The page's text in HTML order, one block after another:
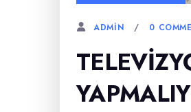
ADMIN 0